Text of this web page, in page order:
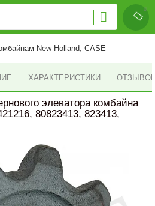
New Holland, CASE
ХАРАКТЕРИСТИКИ ОТЗЫВОВ
элеватора комбайна
80823413, 823413,